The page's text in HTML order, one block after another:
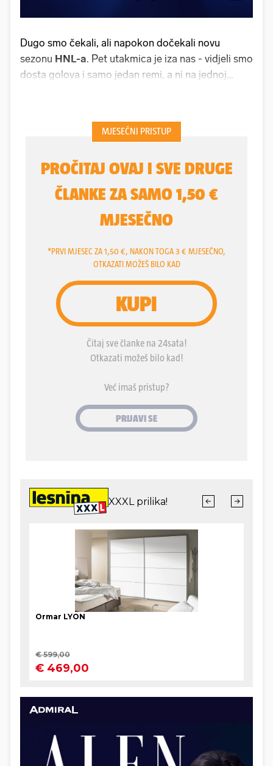
Dugo smo čekali, ali napokon dočekali novu
sezonu HNL-a. Pet utakmica je iza nas - vidjeli smo
dosta golova i samo jedan remi, a ni na jednoj
dočekala novog prvoligašaVukovar 1991
(1-0) golom Fabijana Krivaka